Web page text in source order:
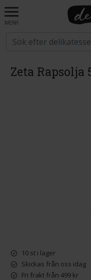
MENY
Zeta Rapsolja
10 st i lager
Skickas från oss idag
Fri frakt från 499 kr